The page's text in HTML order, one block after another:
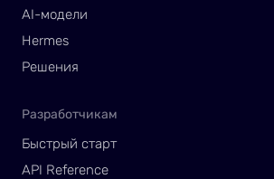
AI-модели
Hermes
Решения
Разработчикам
Быстрый старт
API Reference